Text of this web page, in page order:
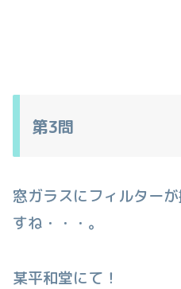
第3問
窓ガラスにフィルター
すね・・・。
某平和堂にて！